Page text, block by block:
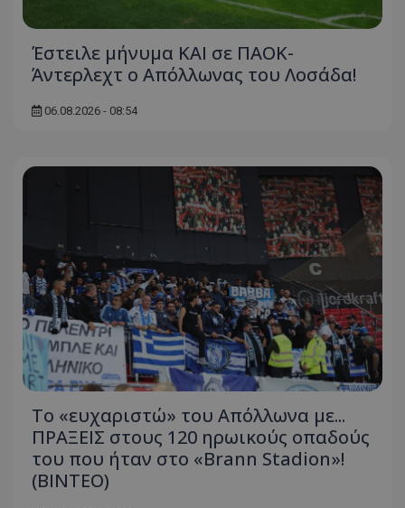
Έστειλε μήνυμα ΚΑΙ σε ΠΑΟΚ-
Άντερλεχτ ο Απόλλωνας του Λοσάδα!
06.08.2026 - 08:54
Το «ευχαριστώ» του Απόλλωνα με...
ΠΡΑΞΕΙΣ στους 120 ηρωικούς οπαδούς
του που ήταν στο «Brann Stadion»!
(ΒΙΝΤΕΟ)